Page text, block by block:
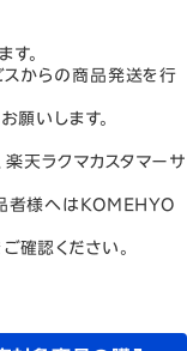
。
スからの商品発送を行
願いします。
楽天ラクマカスタマーサ
者様へはKOMEHYO
確認ください。